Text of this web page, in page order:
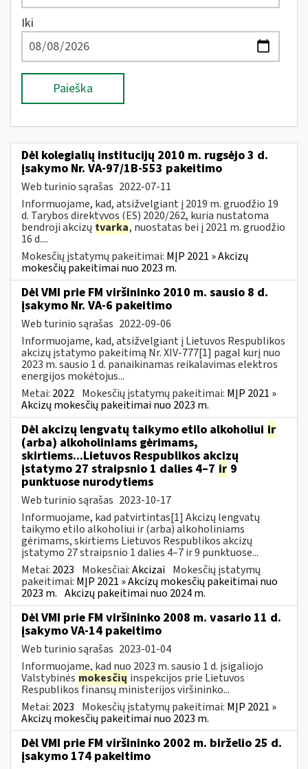
Iki
Paieška
Dėl kolegialių institucijų 2010 m. rugsėjo 3 d.
įsakymo Nr. VA-97/1B-553 pakeitimo
Web turinio sąrašas 2022-07-11
Informuojame, kad, atsižvelgiant į 2019 m. gruodžio 19
d. Tarybos direktyvos (ES) 2020/262, kuria nustatoma
bendroji akcizų tvarka, nuostatas bei į 2021 m. gruodžio
16 d....
Mokesčių įstatymų pakeitimai: MĮP 2021 » Akcizų
mokesčių pakeitimai nuo 2023 m.
Dėl VMI prie FM viršininko 2010 m. sausio 8 d.
įsakymo Nr. VA-6 pakeitimo
Web turinio sąrašas 2022-09-06
Informuojame, kad, atsižvelgiant į Lietuvos Respublikos
akcizų įstatymo pakeitimą Nr. XIV-777[1] pagal kurį nuo
2023 m. sausio 1 d. panaikinamas reikalavimas elektros
energijos mokėtojus...
Metai: 2022 Mokesčių įstatymų pakeitimai: MĮP 2021 »
Akcizų mokesčių pakeitimai nuo 2023 m.
Dėl akcizų lengvatų taikymo etilo alkoholiui ir
(arba) alkoholiniams gėrimams,
skirtiems...Lietuvos Respublikos akcizų
įstatymo 27 straipsnio 1 dalies 4–7 ir 9
punktuose nurodytiems
Web turinio sąrašas 2023-10-17
Informuojame, kad patvirtintas[1] Akcizų lengvatų
taikymo etilo alkoholiui ir (arba) alkoholiniams
gėrimams, skirtiems Lietuvos Respublikos akcizų
įstatymo 27 straipsnio 1 dalies 4–7 ir 9 punktuose...
Metai: 2023 Mokesčiai:Akcizai Mokesčių įstatymų
pakeitimai: MĮP 2021 » Akcizų mokesčių pakeitimai nuo
2023 m. Akcizų pakeitimai nuo 2024 m.
Dėl VMI prie FM viršininko 2008 m. vasario 11 d.
įsakymo VA-14 pakeitimo
Web turinio sąrašas 2023-01-04
Informuojame, kad nuo 2023 m. sausio 1 d. įsigaliojo
Valstybinės mokesčių inspekcijos prie Lietuvos
Respublikos finansų ministerijos viršininko...
Metai: 2023 Mokesčių įstatymų pakeitimai: MĮP 2021 »
Akcizų mokesčių pakeitimai nuo 2023 m.
Dėl VMI prie FM viršininko 2002 m. birželio 25 d.
įsakymo 174 pakeitimo